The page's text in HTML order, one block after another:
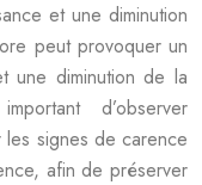
et une diminution
peut provoquer un
une diminution de la
d’observer
signes de carence
afin de préserver